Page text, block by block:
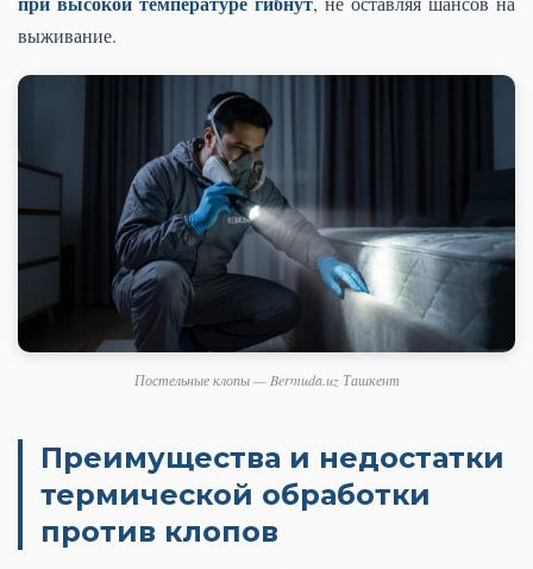
выживание.
Постельные клопы — Bermuda.uz Ташкент
Преимущества и недостатки
термической обработки
против клопов